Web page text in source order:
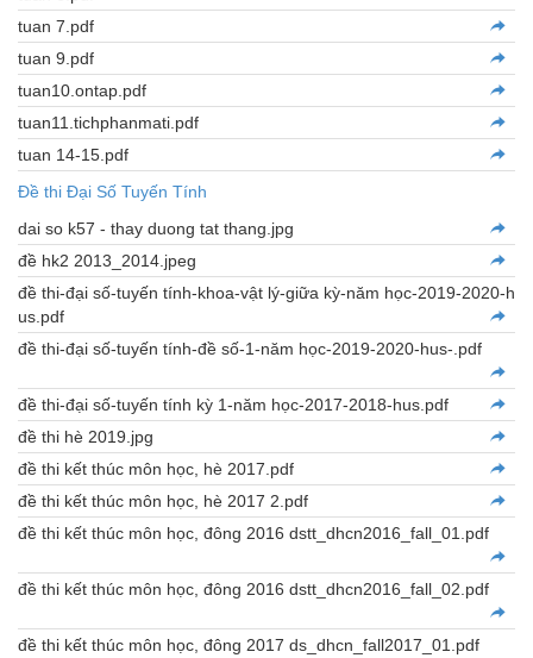
tuan 7.pdf
tuan 9.pdf
tuan10.ontap.pdf
tuan11.tichphanmati.pdf
tuan 14-15.pdf
Đề thi Đại Số Tuyến Tính
dai so k57 - thay duong tat thang.jpg
đề hk2 2013_2014.jpeg
đề thi-đại số-tuyến tính-khoa-vật lý-giữa kỳ-năm học-2019-2020-h
us.pdf
đề thi-đại số-tuyến tính-đề số-1-năm học-2019-2020-hus-.pdf
đề thi-đại số-tuyến tính kỳ 1-năm học-2017-2018-hus.pdf
đề thi hè 2019.jpg
đề thi kết thúc môn học, hè 2017.pdf
đề thi kết thúc môn học, hè 2017 2.pdf
đề thi kết thúc môn học, đông 2016 dstt_dhcn2016_fall_01.pdf
đề thi kết thúc môn học, đông 2016 dstt_dhcn2016_fall_02.pdf
đề thi kết thúc môn học, đông 2017 ds_dhcn_fall2017_01.pdf